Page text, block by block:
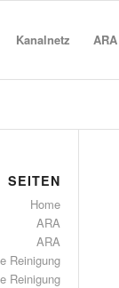
Kanalnetz ARA
SEITEN
Home
ARA
ARA
Reinigung
Reinigung